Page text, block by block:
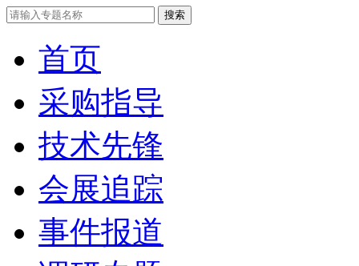
首页
采购指导
技术先锋
会展追踪
事件报道